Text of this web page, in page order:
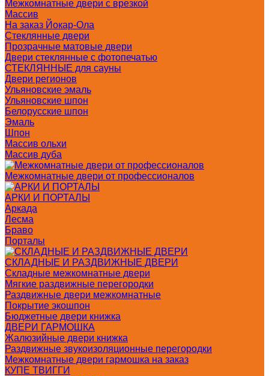
Межкомнатные двери с врезкой
Массив
На заказ Йокар-Ола
Стеклянные двери
Прозрачные матовые двери
Двери стеклянные с фотопечатью
СТЕКЛЯННЫЕ для сауны
Двери регионов
Ульяновские эмаль
Ульяновские шпон
Белорусские шпон
Эмаль
Шпон
Массив ольхи
Массив дуба
Межкомнатные двери от профессионалов
АРКИ И ПОРТАЛЫ
Аркада
Лесма
Браво
Порталы
СКЛАДНЫЕ И РАЗДВИЖНЫЕ ДВЕРИ
Складные межкомнатные двери
Мягкие раздвижные перегородки
Раздвижные двери межкомнатные
Покрытие экошпон
Бюджетные двери книжка
ДВЕРИ ГАРМОШКА
Жалюзийные двери книжка
Раздвижные звукоизоляционные перегородки
Межкомнатные двери гармошка на заказ
КУПЕ ТВИГГИ